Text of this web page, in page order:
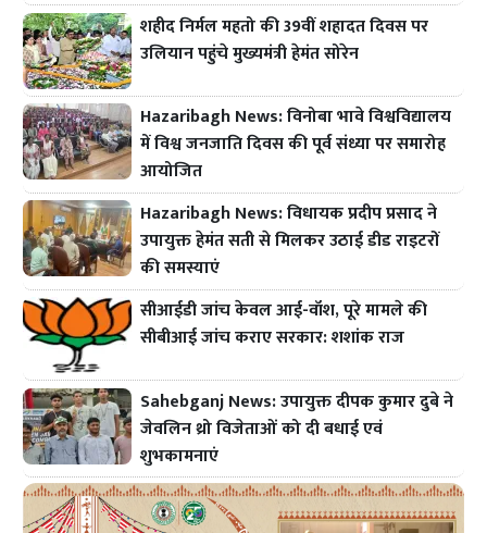
शहीद निर्मल महतो की 39वीं शहादत दिवस पर
उलियान पहुंचे मुख्यमंत्री हेमंत सोरेन
Hazaribagh News: विनोबा भावे विश्वविद्यालय
में विश्व जनजाति दिवस की पूर्व संध्या पर समारोह
आयोजित
Hazaribagh News: विधायक प्रदीप प्रसाद ने
उपायुक्त हेमंत सती से मिलकर उठाई डीड राइटरों
की समस्याएं
सीआईडी जांच केवल आई-वॉश, पूरे मामले की
सीबीआई जांच कराए सरकार: शशांक राज
Sahebganj News: उपायुक्त दीपक कुमार दुबे ने
जेवलिन थ्रो विजेताओं को दी बधाई एवं
शुभकामनाएं